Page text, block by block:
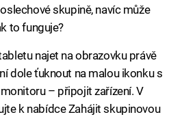
skupině, navíc může
to funguje?
najet na obrazovku právě
dole ťuknout na malou ikonku s
– připojit zařízení. V
k nabídce Zahájit skupinovou